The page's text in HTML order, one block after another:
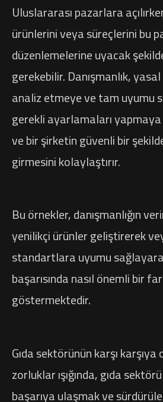
Uluslararası pazarlara
ürünlerini veya süreçlerini bu
düzenlemelerine uyacak
gerekebilir. Danışmanlık,
analiz etmeye ve tam uyumu
gerekli ayarlamaları yapmaya
ve bir şirketin güvenli bir
girmesini kolaylaştırır.
Bu örnekler, danışmanlığın
yenilikçi ürünler geliştirerek
standartlara uyumu
başarısında nasıl önemli bir
göstermektedir.
Gıda sektörünün karşı
zorluklar ışığında, gıda
başarıya ulaşmak ve